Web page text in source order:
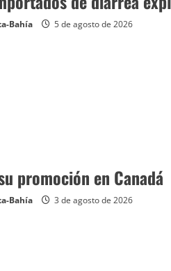
Bahía 5 de agosto de 2026
promoción en Canadá
Bahía 3 de agosto de 2026